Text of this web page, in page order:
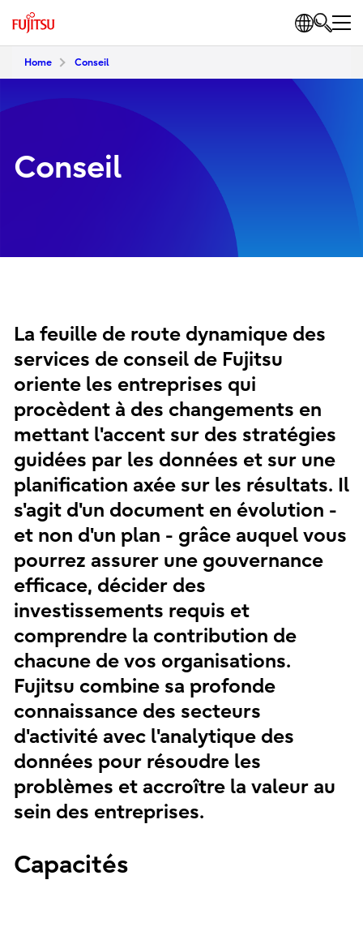
Home Conseil
Conseil
La feuille de route dynamique des
services de conseil de Fujitsu
oriente les entreprises qui
procèdent à des changements en
mettant l'accent sur des stratégies
guidées par les données et sur une
planification axée sur les résultats. Il
s'agit d'un document en évolution -
et non d'un plan - grâce auquel vous
pourrez assurer une gouvernance
efficace, décider des
investissements requis et
comprendre la contribution de
chacune de vos organisations.
Fujitsu combine sa profonde
connaissance des secteurs
d'activité avec l'analytique des
données pour résoudre les
problèmes et accroître la valeur au
sein des entreprises.
Capacités